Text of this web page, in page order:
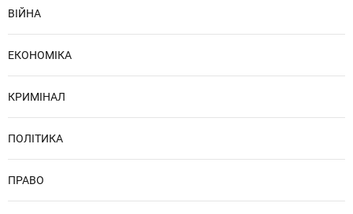
ВІЙНА
ЕКОНОМІКА
КРИМІНАЛ
ПОЛІТИКА
ПРАВО